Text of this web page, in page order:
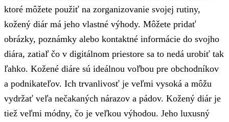
ktoré môžete použiť na zorganizovanie svojej rutiny,
kožený diár má jeho vlastné výhody. Môžete pridať
obrázky, poznámky alebo kontaktné informácie do svojho
diára, zatiaľ čo v digitálnom priestore sa to nedá urobiť tak
ľahko. Kožené diáre sú ideálnou voľbou pre obchodníkov
a podnikateľov. Ich trvanlivosť je veľmi vysoká a môžu
vydržať veľa nečakaných nárazov a pádov. Kožený diár je
tiež veľmi módny, čo je veľkou výhodou. Jeho luxusný